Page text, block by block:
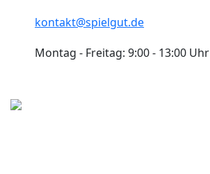
kontakt@spielgut.de
Montag - Freitag: 9:00 - 13:00 Uhr